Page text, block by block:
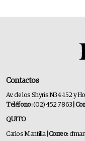
Contactos
Av. de los Shyris N34-152 y
Teléfono:(02) 452 7863 |
QUITO
Carlos Mantilla | Correo: